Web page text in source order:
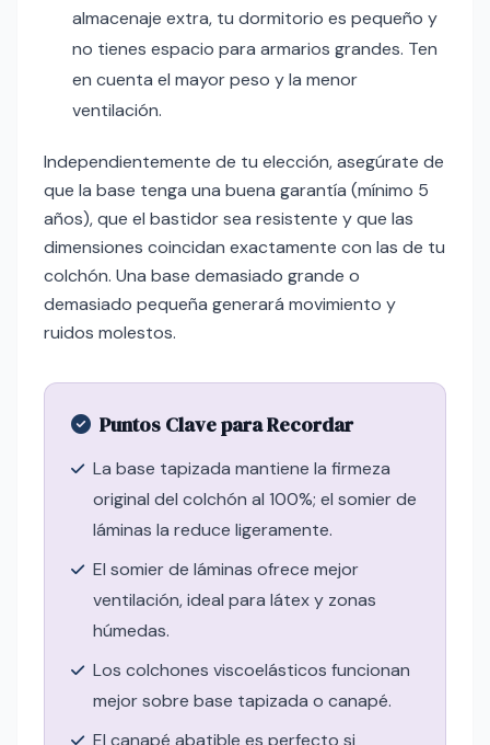
almacenaje extra, tu dormitorio es pequeño y
no tienes espacio para armarios grandes. Ten
en cuenta el mayor peso y la menor
ventilación.
Independientemente de tu elección, asegúrate de
que la base tenga una buena garantía (mínimo 5
años), que el bastidor sea resistente y que las
dimensiones coincidan exactamente con las de tu
colchón. Una base demasiado grande o
demasiado pequeña generará movimiento y
ruidos molestos.
Puntos Clave para Recordar
La base tapizada mantiene la firmeza
original del colchón al 100%; el somier de
láminas la reduce ligeramente.
El somier de láminas ofrece mejor
ventilación, ideal para látex y zonas
húmedas.
Los colchones viscoelásticos funcionan
mejor sobre base tapizada o canapé.
El canapé abatible es perfecto si